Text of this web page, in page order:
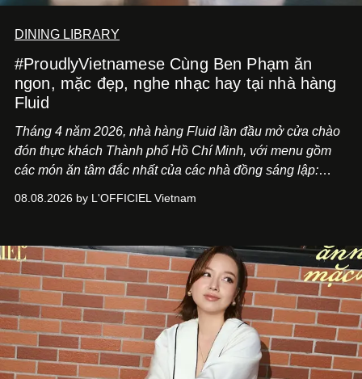
DINING LIBRARY
#ProudlyVietnamese Cùng Ben Phạm ăn
ngon, mặc đẹp, nghe nhạc hay tại nhà hàng
Fluid
Tháng 4 năm 2026, nhà hàng Fluid lần đầu mở cửa chào
đón thực khách Thành phố Hồ Chí Minh, với menu gồm
các món ăn tâm đắc nhất của các nhà đồng sáng lập:
món ăn đa dạng từ Á đến Âu nhanh chóng được yêu thích
mang đến niềm vui cho thực khách.
08.08.2026 by L'OFFICIEL Vietnam